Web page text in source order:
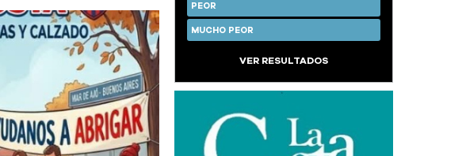
PEOR
MUCHO PEOR
VER RESULTADOS